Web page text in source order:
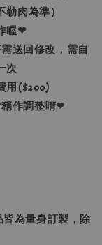
肉為準）
喔❤
送回修改，需自
次
用($200)
稍作調整唷❤
皆為量身訂製，除